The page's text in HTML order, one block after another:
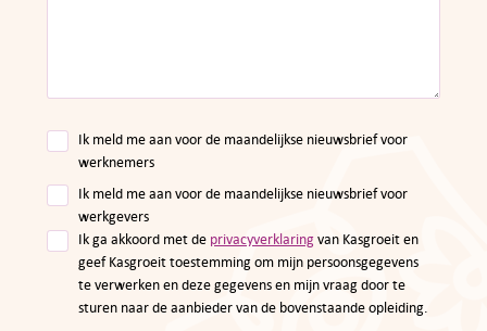
Ik meld me aan voor de maandelijkse nieuwsbrief voor
werknemers
Ik meld me aan voor de maandelijkse nieuwsbrief voor
werkgevers
Ik ga akkoord met de privacyverklaringvan Kasgroeit en
geef Kasgroeit toestemming om mijn persoonsgegevens
te verwerken en deze gegevens en mijn vraag door te
sturen naar de aanbieder van de bovenstaande opleiding.